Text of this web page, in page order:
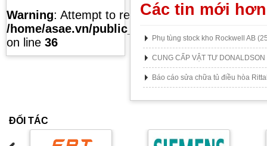
Warning: Attempt to read property "value" on
/home/asae.vn/public_html/temp/caches/
on line 36
Các tin mới hơn
Phụ tùng stock kho Rockwell AB
CUNG CẤP VẬT TƯ DONALDSON
Báo cáo sửa chữa tủ điều hòa
ĐỐI TÁC